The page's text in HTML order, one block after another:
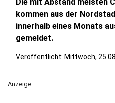
Die mit Abstand meisten
kommen aus der
innerhalb eines Monats
gemeldet.
Veröffentlicht: Mittwoch,
Anzeige